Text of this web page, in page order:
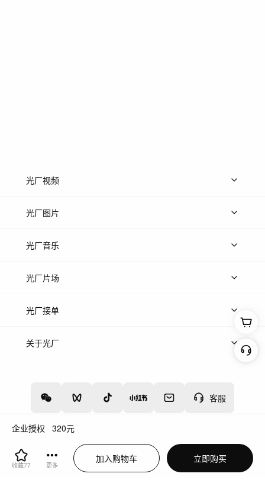
企业授权 320元
收藏77 更多
加入购物车 立即购买
客服
光厂视频
上传视频
光厂图片
上传图片
光厂音乐
热门音乐
光厂片场
上传案例
光厂接单
上架服务
关于光厂
增值电信业务经营许可证：川B2-20160192
蜀ICP备12020238号-4
川公网安备51019002000262
违法和不良信息举报中心